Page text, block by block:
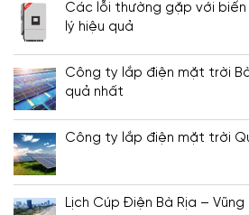
Các lỗi thường gặp với
lý hiệu quả
Công ty lắp điện mặt trời
quả nhất
Công ty lắp điện mặt trời
Lịch Cúp Điện Bà Rịa – Vũng